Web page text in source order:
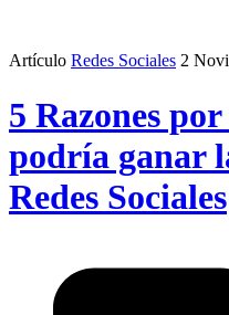
Artículo Redes Sociales 2
5 Razones
podría ganar
Redes Sociales